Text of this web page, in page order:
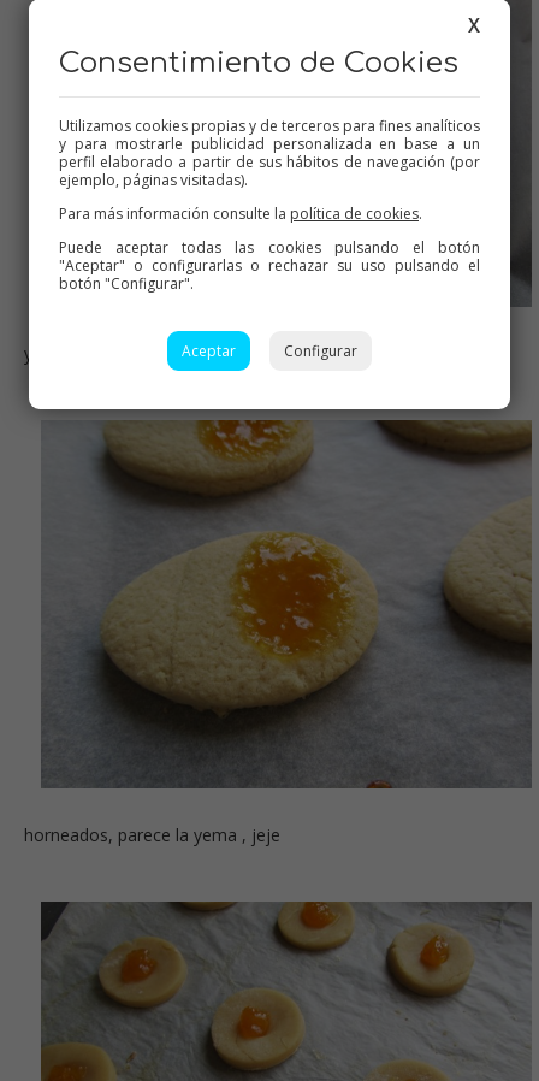
ya los huevitos listos
horneados, parece la yema , jeje
X
Consentimiento de Cookies
Utilizamos cookies propias y de terceros para fines analíticos
y para mostrarle publicidad personalizada en base a un
perfil elaborado a partir de sus hábitos de navegación (por
ejemplo, páginas visitadas).
Para más información consulte la política de cookies.
Puede aceptar todas las cookies pulsando el botón
"Aceptar" o configurarlas o rechazar su uso pulsando el
botón "Configurar".
Aceptar Configurar